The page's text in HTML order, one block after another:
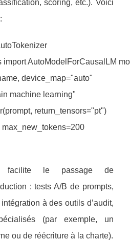
scoring, etc.). Voici
import
device_map="auto"
machine learning"
return_tensors="pt")
max_new_tokens=200
facilite le passage de
: tests A/B de prompts,
à des outils d’audit,
(par exemple, un
ou de réécriture à la charte).